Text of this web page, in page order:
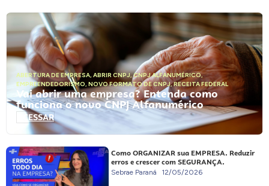
ABERTURA DE EMPRESA, ABRIR CNPJ,CNPJ ALFANUMÉRICO,
EMPREENDEDORISMO, NOVO FORMATO DE CNPJ,RECEITA FEDERAL
Vai abrir uma empresa? Entenda como
funciona o novo CNPJ Alfanumérico
ACESSAR
Como ORGANIZAR sua EMPRESA. Reduzir
erros e crescer com SEGURANÇA.
Sebrae Paraná 12/05/2026